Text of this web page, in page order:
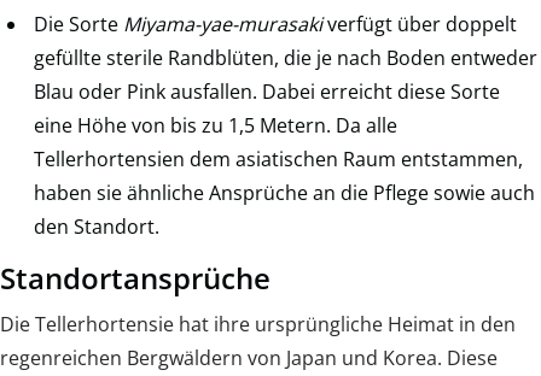
Die Sorte Miyama-yae-murasakiverfügt über doppelt
gefüllte sterile Randblüten, die je nach Boden entweder
Blau oder Pink ausfallen. Dabei erreicht diese Sorte
eine Höhe von bis zu 1,5 Metern. Da alle
Tellerhortensien dem asiatischen Raum entstammen,
haben sie ähnliche Ansprüche an die Pflege sowie auch
den Standort.
Standortansprüche
Die Tellerhortensie hat ihre ursprüngliche Heimat in den
regenreichen Bergwäldern von Japan und Korea. Diese